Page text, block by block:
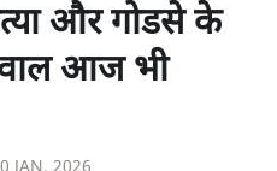
और गोडसे के
आज भी